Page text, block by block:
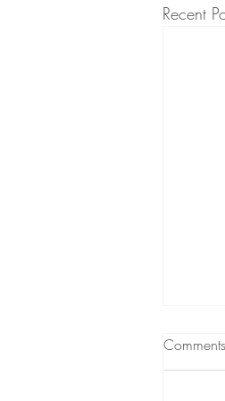
Recent
Biofilia
La
Comments